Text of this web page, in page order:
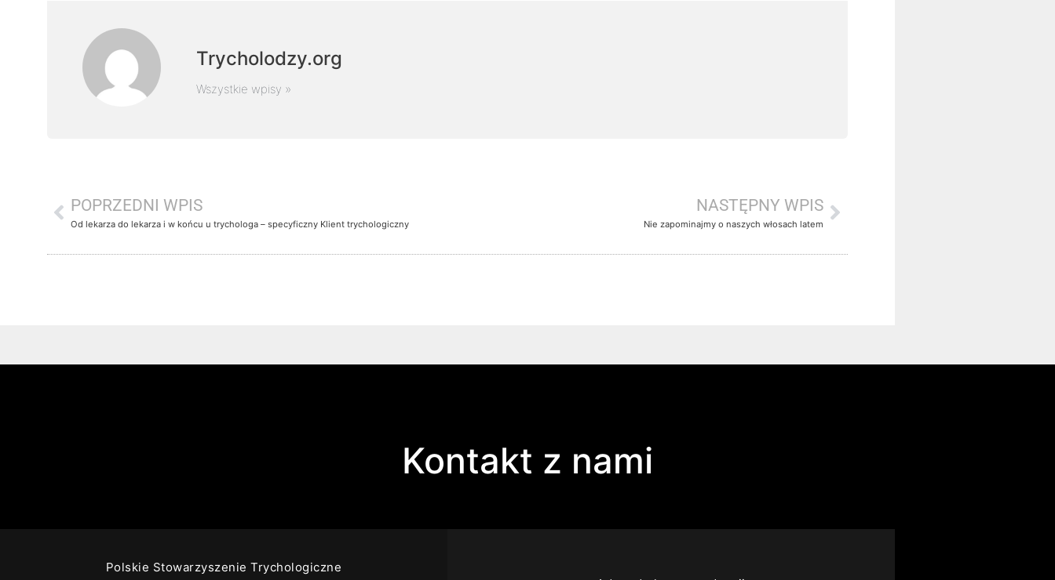
Trycholodzy.org
Wszystkie wpisy »
POPRZEDNI WPIS
Od lekarza do lekarza i w końcu u trychologa – specyficzny Klient trychologiczny
NASTĘPNY WPIS
Nie zapominajmy o naszych włosach latem
Kontakt z nami
Polskie Stowarzyszenie Trychologiczne